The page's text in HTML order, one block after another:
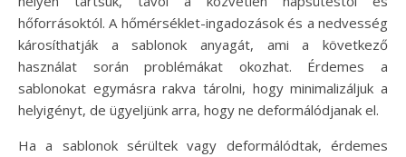
hőforrásoktól. A hőmérséklet-ingadozások és a nedvesség
károsíthatják a sablonok anyagát, ami a következő
használat során problémákat okozhat. Érdemes a
sablonokat egymásra rakva tárolni, hogy minimalizáljuk a
helyigényt, de ügyeljünk arra, hogy ne deformálódjanak el.
Ha a sablonok sérültek vagy deformálódtak, érdemes